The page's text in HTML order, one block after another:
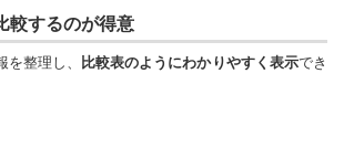
較するのが得意
整理し、 比較表のようにわかりやすく表示でき